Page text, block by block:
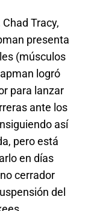
Tracy,
presenta
(músculos
logró
para lanzar
ante los
así
pero está
en días
cerrador
del